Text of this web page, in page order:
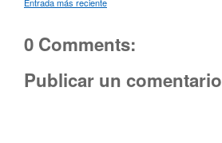
0 Comments:
Publicar un comentario